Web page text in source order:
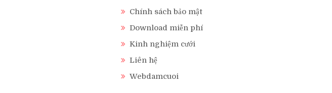
Chính sách bảo mật
Download miễn phí
Kinh nghiệm cưới
Liên hệ
Webdamcuoi